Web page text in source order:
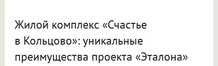
Жилой комплекс «Счастье
в Кольцово»: уникальные
преимущества проекта «Эталона»